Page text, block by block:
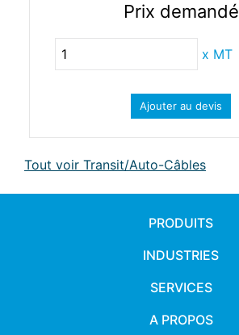
Prix demandé
x MT
Ajouter au devis
Tout voir Transit/Auto-Câbles
PRODUITS
INDUSTRIES
SERVICES
A PROPOS